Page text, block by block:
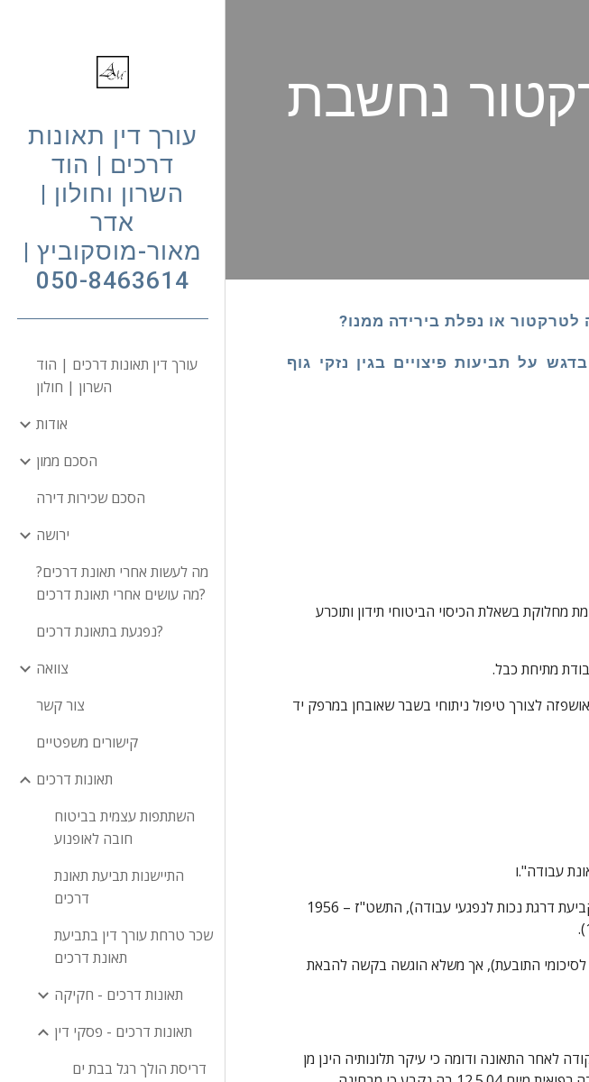
עורך דין תאונות
דרכים | הוד
השרון וחולון |
אדר
מאור-מוסקוביץ |
050-8463614
עורך דין תאונות דרכים | הוד
השרון | חולון
אודות
הסכם ממון
הסכם שכירות דירה
ירושה
מה לעשות אחרי תאונת דרכים?
מה עושים אחרי תאונת דרכים?
נפגעת בתאונת דרכים?
צוואה
צור קשר
קישורים משפטיים
תאונות דרכים
השתתפות עצמית בביטוח
חובה לאופנוע
התיישנות תביעת תאונת
דרכים
שכר טרחת עורך דין בתביעת
תאונת דרכים
תאונות דרכים - חקיקה
תאונות דרכים - פסקי דין
דריסת הולך רגל בבת ים
נחשבת
או נפלת בירידה ממנו?
על תביעות פיצויים בגין נזקי גוף